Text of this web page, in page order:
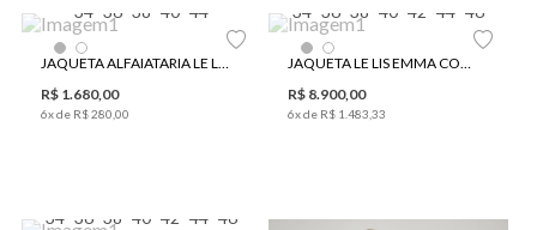
34 36 38 40 44
JAQUETA ALFAIATARIA LE LIS MARTA FEMININA
R$ 1.680,00
6x de R$280 00
34 36 38 40 42 44 46
JAQUETA LE LIS EMMA COURO FEMININA
R$ 8.900,00
6x de R$ 1 483 33
34 36 38 40 42 44 46